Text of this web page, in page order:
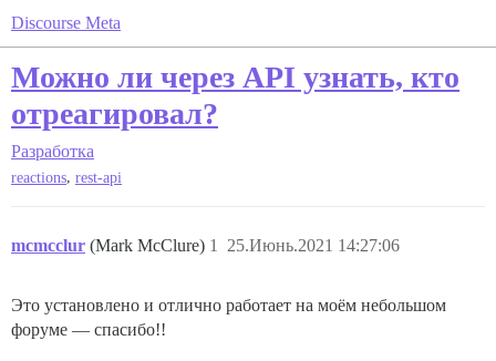
Discourse Meta
Можно ли через API узнать, кто
отреагировал?
Разработка
reactions, rest-api
mcmcclur (Mark McClure) 25.Июнь.2021 14:27:06
1
Это установлено и отлично работает на моём небольшом
форуме — спасибо!!